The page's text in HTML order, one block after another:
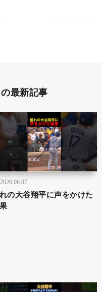
最新記事
2026.08.07
の大谷翔平に声をかけた